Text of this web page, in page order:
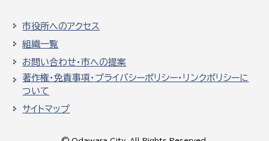
市役所へのアクセス
組織一覧
お問い合わせ・市への提案
著作権・免責事項・プライバシーポリシー・リンクポリシーに
ついて
サイトマップ